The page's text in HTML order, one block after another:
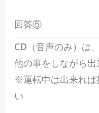
回答⑤
CD（音声のみ）は
他の事をしながら出
※運転中は出来れば
い